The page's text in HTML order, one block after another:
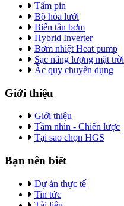
Tấm pin
Bộ hòa lưới
Biến tần bơm
Hybrid Inverter
Bơm nhiệt Heat pump
Sạc năng lượng mặt trời
Ắc quy chuyên dụng
Giới thiệu
Giới thiệu
Tầm nhìn - Chiến lược
Tại sao chọn HGS
Bạn nên biết
Dự án thực tế
Tin tức